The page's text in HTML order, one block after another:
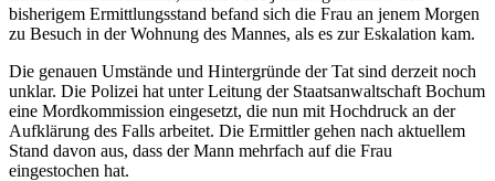
bisherigem Ermittlungsstand befand sich die Frau an jenem Morgen
zu Besuch in der Wohnung des Mannes, als es zur Eskalation kam.
Die genauen Umstände und Hintergründe der Tat sind derzeit noch
unklar. Die Polizei hat unter Leitung der Staatsanwaltschaft Bochum
eine Mordkommission eingesetzt, die nun mit Hochdruck an der
Aufklärung des Falls arbeitet. Die Ermittler gehen nach aktuellem
Stand davon aus, dass der Mann mehrfach auf die Frau
eingestochen hat.